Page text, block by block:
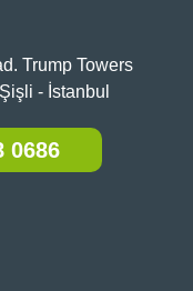
Trump Towers
- İstanbul
0686